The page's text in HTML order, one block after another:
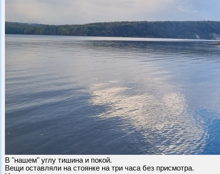
В "нашем" углу тишина и покой.
Вещи оставляли на стоянке на три часа без присмотра.